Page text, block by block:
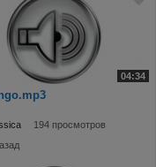
04:34
194 просмотров